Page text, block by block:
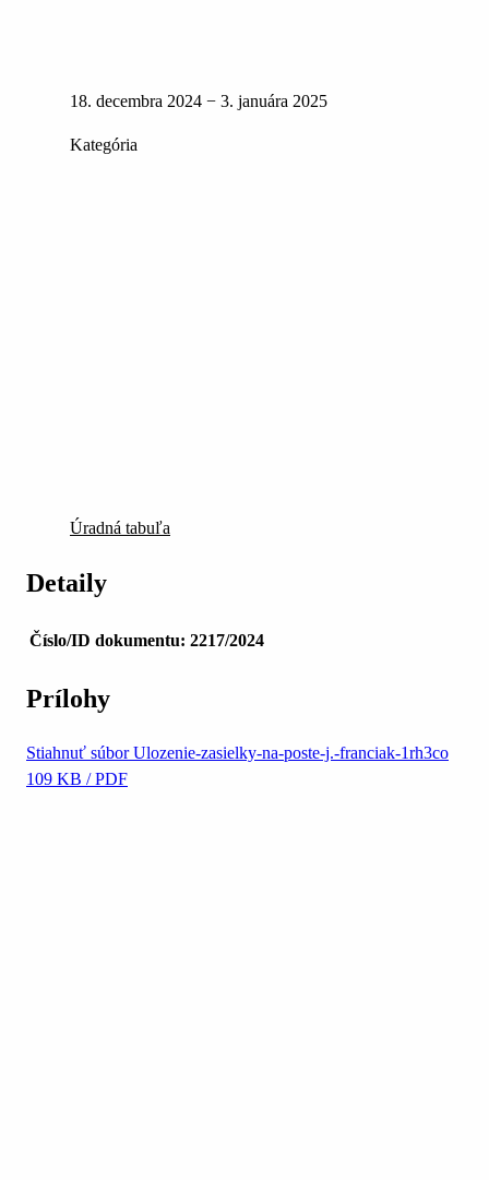
18. decembra 2024 − 3. januára 2025
Kategória
Úradná tabuľa
Detaily
Číslo/ID dokumentu: 2217/2024
Prílohy
Stiahnuť súborUlozenie-zasielky-na-poste-j.-franciak-1rh3co
109 KB / PDF